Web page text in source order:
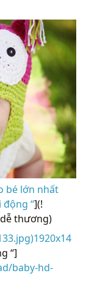
bé lớn nhất
“](!
thương)
“]
baby-hd-